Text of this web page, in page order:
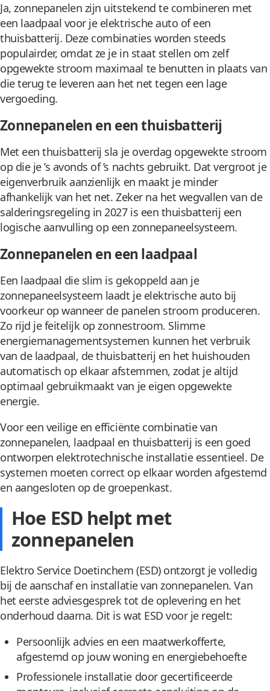
Ja, zonnepanelen zijn uitstekend te combineren met
een laadpaal voor je elektrische auto of een
thuisbatterij. Deze combinaties worden steeds
populairder, omdat ze je in staat stellen om zelf
opgewekte stroom maximaal te benutten in plaats van
die terug te leveren aan het net tegen een lage
vergoeding.
Zonnepanelen en een thuisbatterij
Met een thuisbatterij sla je overdag opgewekte stroom
op die je ’s avonds of ’s nachts gebruikt. Dat vergroot je
eigenverbruik aanzienlijk en maakt je minder
afhankelijk van het net. Zeker na het wegvallen van de
salderingsregeling in 2027 is een thuisbatterij een
logische aanvulling op een zonnepaneelsysteem.
Zonnepanelen en een laadpaal
Een laadpaal die slim is gekoppeld aan je
zonnepaneelsysteem laadt je elektrische auto bij
voorkeur op wanneer de panelen stroom produceren.
Zo rijd je feitelijk op zonnestroom. Slimme
energiemanagementsystemen kunnen het verbruik
van de laadpaal, de thuisbatterij en het huishouden
automatisch op elkaar afstemmen, zodat je altijd
optimaal gebruikmaakt van je eigen opgewekte
energie.
Voor een veilige en efficiënte combinatie van
zonnepanelen, laadpaal en thuisbatterij is een goed
ontworpen elektrotechnische installatie essentieel. De
systemen moeten correct op elkaar worden afgestemd
en aangesloten op de groepenkast.
Hoe ESD helpt met
zonnepanelen
Elektro Service Doetinchem (ESD) ontzorgt je volledig
bij de aanschaf en installatie van zonnepanelen. Van
het eerste adviesgesprek tot de oplevering en het
onderhoud daarna. Dit is wat ESD voor je regelt:
Persoonlijk advies en een maatwerkofferte,
afgestemd op jouw woning en energiebehoefte
Professionele installatie door gecertificeerde